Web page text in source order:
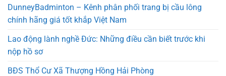
DunneyBadminton – Kênh phân phối trang bị cầu lông
chính hãng giá tốt khắp Việt Nam
Lao động lành nghề Đức: Những điều cần biết trước khi
nộp hồ sơ
BĐS Thổ Cư Xã Thượng Hồng Hải Phòng